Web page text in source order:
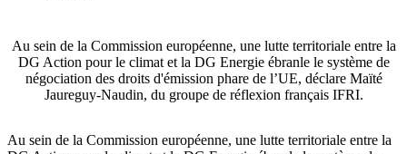
Au sein de la Commission européenne, une lutte territoriale entre la
DG Action pour le climat et la DG Energie ébranle le système de
négociation des droits d'émission phare de l’UE, déclare Maïté
Jaureguy-Naudin, du groupe de réflexion français IFRI.
Au sein de la Commission européenne, une lutte territoriale entre la